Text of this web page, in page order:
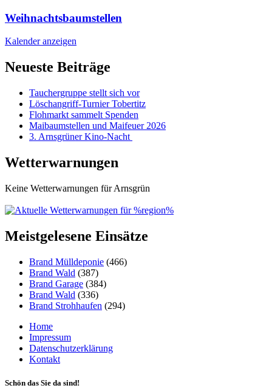
Weihnachtsbaumstellen
Kalender anzeigen
Neueste Beiträge
Tauchergruppe stellt sich vor
Löschangriff-Turnier Tobertitz
Flohmarkt sammelt Spenden
Maibaumstellen und Maifeuer 2026
3. Arnsgrüner Kino-Nacht
Wetterwarnungen
Keine Wetterwarnungen für Arnsgrün
Meistgelesene Einsätze
Brand Mülldeponie (466)
Brand Wald (387)
Brand Garage (384)
Brand Wald (336)
Brand Strohhaufen (294)
Home
Impressum
Datenschutzerklärung
Kontakt
Schön das Sie da sind!